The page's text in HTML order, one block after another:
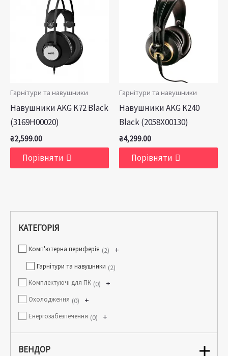
КАТЕГОРІЯ
Комп'ютерна периферія +
2
Гарнітури та навушники 2
Комплектуючі для ПК +
0
Охолодження +
0
Енергозабезпечення +
0
ВЕНДОР
Гарнітури та навушники
Навушники AKG K72 Black
(3169H00020)
₴2,599.00
Порівняти
Гарнітури та навушники
Навушники AKG K240
Black (2058X00130)
₴4,299.00
Порівняти